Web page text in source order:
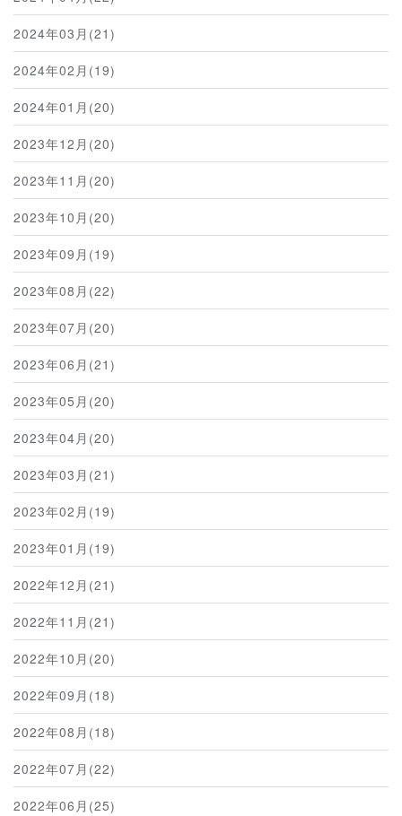
2024年03月(21)
2024年02月(19)
2024年01月(20)
2023年12月(20)
2023年11月(20)
2023年10月(20)
2023年09月(19)
2023年08月(22)
2023年07月(20)
2023年06月(21)
2023年05月(20)
2023年04月(20)
2023年03月(21)
2023年02月(19)
2023年01月(19)
2022年12月(21)
2022年11月(21)
2022年10月(20)
2022年09月(18)
2022年08月(18)
2022年07月(22)
2022年06月(25)